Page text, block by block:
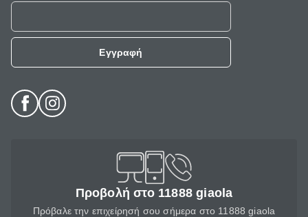
Εγγραφή
Προβολή στο 11888 giaola
Πρόβαλε την επιχείρησή σου σήμερα στο 11888 giaola